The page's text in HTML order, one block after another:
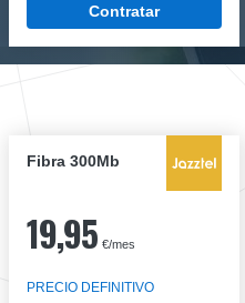
Contratar
Fibra 300Mb
19,95 €/mes
PRECIO DEFINITIVO